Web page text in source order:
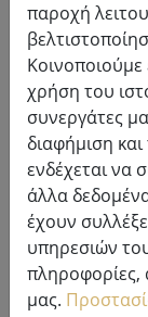
Home
φωτεινές
Καλώδιο
Line
μαύρο
παροχή
Κοινοποιούμε
χρήση του
συνεργάτες
διαφήμιση
ενδέχεται να
άλλα
έχουν
υπηρεσιών
πληροφορίες,
μας.